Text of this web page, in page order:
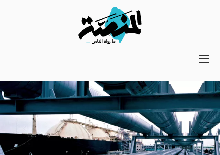
Main
Secondary
Navigation